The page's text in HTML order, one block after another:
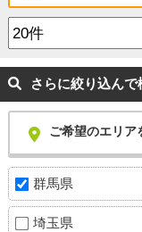
さらに絞り込んで
ご希望のエリア
群馬県
埼玉県